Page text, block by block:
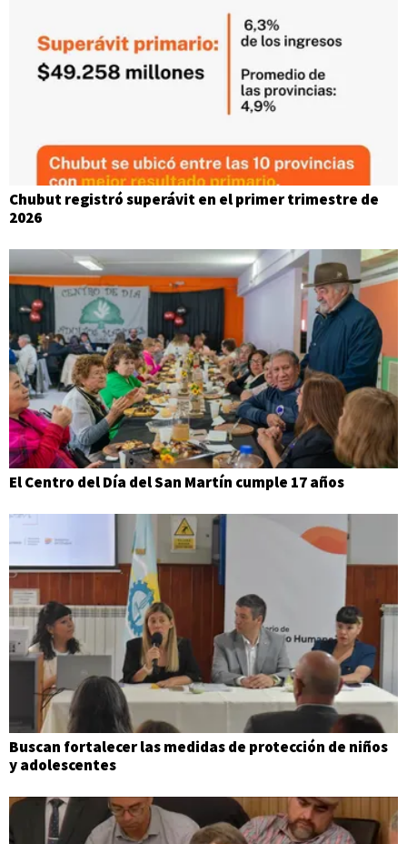
Chubut registró superávit en el primer trimestre de
2026
El Centro del Día del San Martín cumple 17 años
Buscan fortalecer las medidas de protección de niños
y adolescentes